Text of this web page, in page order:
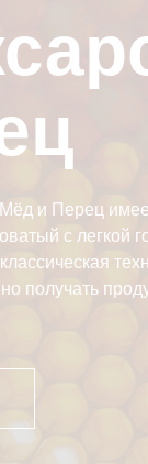
и Перец
с легкой
получать